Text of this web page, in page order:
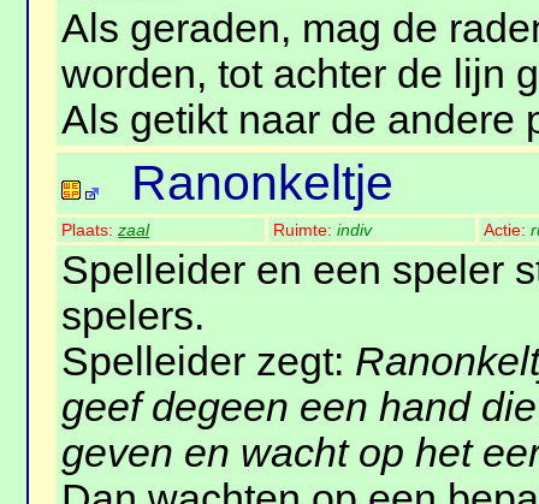
Als geraden, mag de
worden, tot achter de lijn
Als getikt naar de andere
Ranonkeltje
Plaats:zaal Ruimte:indiv Actie:
Spelleider en een speler
spelers.
Spelleider zegt:
geef degeen een hand
geven en wacht op het